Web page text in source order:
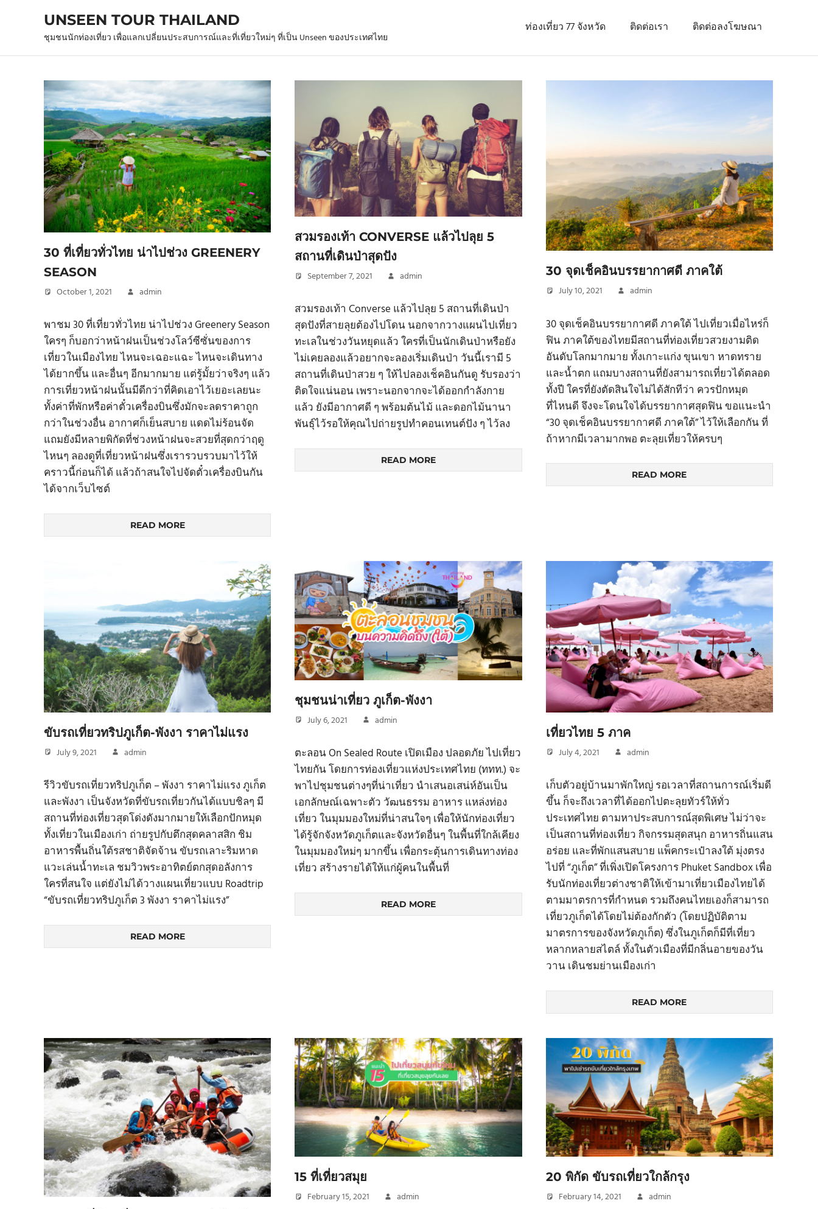
UNSEEN TOUR THAILAND
ชุมชนนักท่องเที่ยว เพื่อแลกเปลี่ยนประสบการณ์และที่เที่ยวใหม่ๆ ที่เป็น Unseen ของประเทศไทย
ท่องเที่ยว 77 จังหวัด ติดต่อเรา ติดต่อลงโฆษณา
30 ที่เที่ยวทั่วไทย น่าไปช่วง GREENERY
SEASON
October 1, 2021 admin
พาชม 30 ที่เที่ยวทั่วไทย น่าไปช่วง Greenery Season
ใครๆ ก็บอกว่าหน้าฝนเป็นช่วงโลว์ซีซั่นของการ
เที่ยวในเมืองไทย ไหนจะเฉอะแฉะ ไหนจะเดินทาง
ได้ยากขึ้น และอื่นๆ อีกมากมาย แต่รู้มั้ยว่าจริงๆ แล้ว
การเที่ยวหน้าฝนนั้นมีดีกว่าที่คิดเอาไว้เยอะเลยนะ
ทั้งค่าที่พักหรือค่าตั๋วเครื่องบินซึ่งมักจะลดราคาถูก
กว่าในช่วงอื่น อากาศก็เย็นสบาย แดดไม่ร้อนจัด
แถมยังมีหลายพิกัดที่ช่วงหน้าฝนจะสวยที่สุดกว่าฤดู
ไหนๆ ลองดูที่เที่ยวหน้าฝนซึ่งเรารวบรวบมาไว้ให้
คราวนี้ก่อนก็ได้ แล้วถ้าสนใจไปจัดตั๋วเครื่องบินกัน
ได้จากเว็บไซต์
READ MORE
สวมรองเท้า CONVERSE แล้วไปลุย 5
สถานที่เดินป่าสุดปัง
September 7, 2021 admin
สวมรองเท้า Converse แล้วไปลุย 5 สถานที่เดินป่า
สุดปังที่สายลุยต้องไปโดน นอกจากวางแผนไปเที่ยว
ทะเลในช่วงวันหยุดแล้ว ใครที่เป็นนักเดินป่าหรือยัง
ไม่เคยลองแล้วอยากจะลองเริ่มเดินป่า วันนี้เรามี 5
สถานที่เดินป่าสวย ๆ ให้ไปลองเช็คอินกันดู รับรองว่า
ติดใจแน่นอน เพราะนอกจากจะได้ออกกำลังกาย
แล้ว ยังมีอากาศดี ๆ พร้อมต้นไม้ และดอกไม้นานา
พันธุ์ไว้รอให้คุณไปถ่ายรูปทำคอนเทนต์ปัง ๆ ไว้ลง
READ MORE
30 จุดเช็คอินบรรยากาศดี ภาคใต้
July 10, 2021 admin
30 จุดเช็คอินบรรยากาศดี ภาคใต้ ไปเที่ยวเมื่อไหร่ก็
ฟิน ภาคใต้ของไทยมีสถานที่ท่องเที่ยวสวยงามติด
อันดับโลกมากมาย ทั้งเกาะแก่ง ขุนเขา หาดทราย
และน้ำตก แถมบางสถานที่ยังสามารถเที่ยวได้ตลอด
ทั้งปี ใครที่ยังตัดสินใจไม่ได้สักทีว่า ควรปักหมุด
ที่ไหนดี จึงจะโดนใจได้บรรยากาศสุดฟิน ขอแนะนำ
“30 จุดเช็คอินบรรยากาศดี ภาคใต้” ไว้ให้เลือกกัน ที่
ถ้าหากมีเวลามากพอ ตะลุยเที่ยวให้ครบๆ
READ MORE
ขับรถเที่ยวทริปภูเก็ต-พังงา ราคาไม่แรง
July 9, 2021 admin
รีวิวขับรถเที่ยวทริปภูเก็ต – พังงา ราคาไม่แรง ภูเก็ต
และพังงา เป็นจังหวัดที่ขับรถเที่ยวกันได้แบบชิลๆ มี
สถานที่ท่องเที่ยวสุดโด่งดังมากมายให้เลือกปักหมุด
ทั้งเที่ยวในเมืองเก่า ถ่ายรูปกับตึกสุดคลาสสิก ชิม
อาหารพื้นถิ่นใต้รสชาติจัดจ้าน ขับรถเลาะริมหาด
แวะเล่นน้ำทะเล ชมวิวพระอาทิตย์ตกสุดอลังการ
ใครที่สนใจ แต่ยังไม่ได้วางแผนเที่ยวแบบ Roadtrip
“ขับรถเที่ยวทริปภูเก็ต 3 พังงา ราคาไม่แรง”
READ MORE
ชุมชนน่าเที่ยว ภูเก็ต-พังงา
July 6, 2021 admin
ตะลอน On Sealed Route เปิดเมือง ปลอดภัย ไปเที่ยว
ไทยกัน โดยการท่องเที่ยวแห่งประเทศไทย (ททท.) จะ
พาไปชุมชนต่างๆที่น่าเที่ยว นำเสนอเสน่ห์อันเป็น
เอกลักษณ์เฉพาะตัว วัฒนธรรม อาหาร แหล่งท่อง
เที่ยว ในมุมมองใหม่ที่น่าสนใจๆ เพื่อให้นักท่องเที่ยว
ได้รู้จักจังหวัดภูเก็ตและจังหวัดอื่นๆ ในพื้นที่ใกล้เคียง
ในมุมมองใหม่ๆ มากขึ้น เพื่อกระตุ้นการเดินทางท่อง
เที่ยว สร้างรายได้ให้แก่ผู้คนในพื้นที่
READ MORE
เที่ยวไทย 5 ภาค
July 4, 2021 admin
เก็บตัวอยู่บ้านมาพักใหญ่ รอเวลาที่สถานการณ์เริ่มดี
ขึ้น ก็จะถึงเวลาที่ได้ออกไปตะลุยทัวร์ให้ทั่ว
ประเทศไทย ตามหาประสบการณ์สุดพิเศษ ไม่ว่าจะ
เป็นสถานที่ท่องเที่ยว กิจกรรมสุดสนุก อาหารถิ่นแสน
อร่อย และที่พักแสนสบาย แพ็คกระเป๋าลงใต้ มุ่งตรง
ไปที่ “ภูเก็ต” ที่เพิ่งเปิดโครงการ Phuket Sandbox เพื่อ
รับนักท่องเที่ยวต่างชาติให้เข้ามาเที่ยวเมืองไทยได้
ตามมาตรการที่กำหนด รวมถึงคนไทยเองก็สามารถ
เที่ยวภูเก็ตได้โดยไม่ต้องกักตัว (โดยปฏิบัติตาม
มาตรการของจังหวัดภูเก็ต) ซึ่งในภูเก็ตก็มีที่เที่ยว
หลากหลายสไตล์ ทั้งในตัวเมืองที่มีกลิ่นอายของวัน
วาน เดินชมย่านเมืองเก่า
READ MORE
15 ที่เที่ยวสมุย
February 15, 2021 admin
20 พิกัด ขับรถเที่ยวใกล้กรุง
February 14, 2021 admin